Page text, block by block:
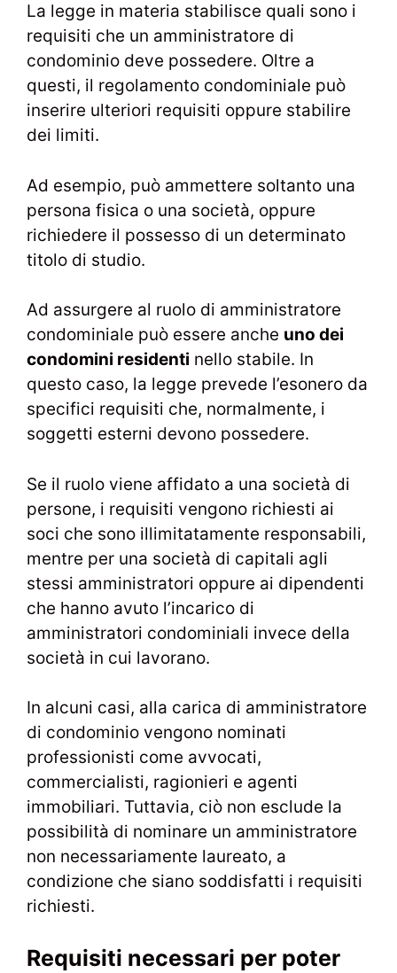
La legge in materia stabilisce quali sono i
requisiti che un amministratore di
condominio deve possedere. Oltre a
questi, il regolamento condominiale può
inserire ulteriori requisiti oppure stabilire
dei limiti.
Ad esempio, può ammettere soltanto una
persona fisica o una società, oppure
richiedere il possesso di un determinato
titolo di studio.
Ad assurgere al ruolo di amministratore
condominiale può essere anche uno dei
condomini residenti nello stabile. In
questo caso, la legge prevede l’esonero da
specifici requisiti che, normalmente, i
soggetti esterni devono possedere.
Se il ruolo viene affidato a una società di
persone, i requisiti vengono richiesti ai
soci che sono illimitatamente responsabili,
mentre per una società di capitali agli
stessi amministratori oppure ai dipendenti
che hanno avuto l’incarico di
amministratori condominiali invece della
società in cui lavorano.
In alcuni casi, alla carica di amministratore
di condominio vengono nominati
professionisti come avvocati,
commercialisti, ragionieri e agenti
immobiliari. Tuttavia, ciò non esclude la
possibilità di nominare un amministratore
non necessariamente laureato, a
condizione che siano soddisfatti i requisiti
richiesti.
Requisiti necessari per poter